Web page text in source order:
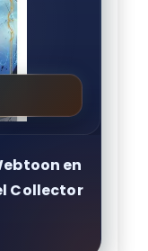
en
Collector